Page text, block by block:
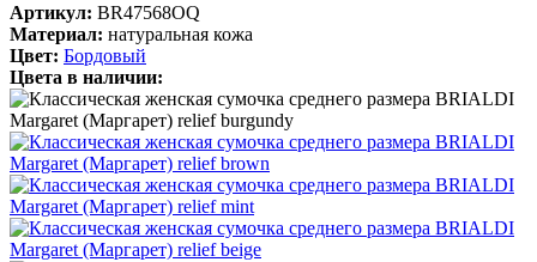
Артикул: BR47568OQ
Материал: натуральная кожа
Цвет: Бордовый
Цвета в наличии: